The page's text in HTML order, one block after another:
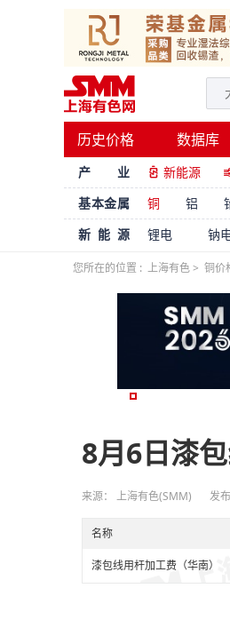
历史价格 数据库
产 业  新能源
基本金属
铜 铝
新能源
锂电 钠
您所在的位置 : 上海有色> 铜价
8月6日漆
来源： 上海有色(SMM) 发
名称
漆包线用杆加工费（华南）